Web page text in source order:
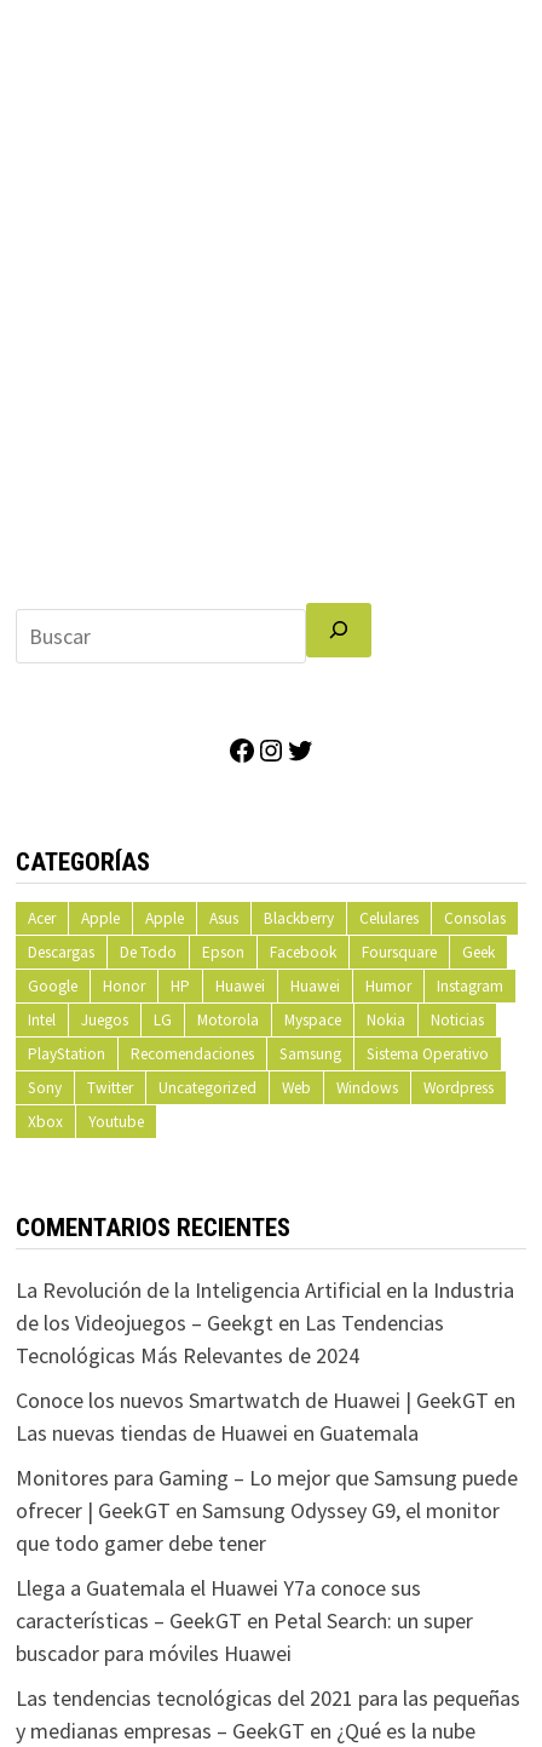
Facebook
Instagram
CATEGORÍAS
Acer Apple Apple Asus Blackberry Celulares
Consolas
Descargas
De Todo Epson Facebook Foursquare
Geek
Google
Honor HP Huawei Huawei Humor
Instagram
Intel
Juegos LG Motorola Myspace Nokia
Noticias
PlayStation
Recomendaciones Samsung
Sistema Operativo
Sony
Twitter Uncategorized Web Windows
Wordpress
Xbox
Youtube
COMENTARIOS RECIENTES
La Revolución de la Inteligencia Artificial en la Industria
de los Videojuegos – Geekgten Las Tendencias
Tecnológicas Más Relevantes de 2024
Conoce los nuevos Smartwatch de Huawei | GeekGT en
Las nuevas tiendas de Huawei en Guatemala
Monitores para Gaming – Lo mejor que Samsung puede
ofrecer | GeekGT en Samsung Odyssey G9, el monitor
que todo gamer debe tener
Llega a Guatemala el Huawei Y7a conoce sus
características – GeekGT en Petal Search: un super
buscador para móviles Huawei
Las tendencias tecnológicas del 2021 para las pequeñas
y medianas empresas – GeekGT en ¿Qué es la nube